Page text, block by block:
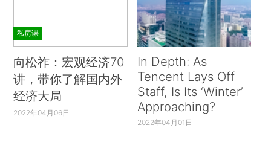
私房课
向松祚：宏观经济70
讲，带你了解国内外
经济大局
2022年04月06日
In Depth: As
Tencent Lays Off
Staff, Is Its ‘Winter’
Approaching?
2022年04月01日